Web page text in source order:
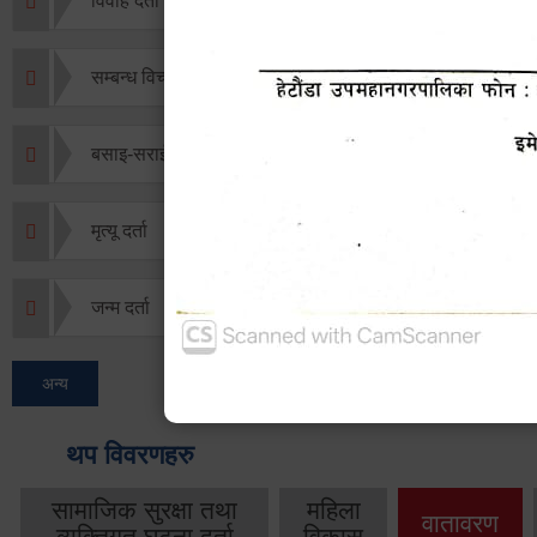
सम्बन्ध विच्छेद दर्ता
बसाइ-सराई जाने/आउने दर्ता
मृत्यू दर्ता
जन्म दर्ता
अन्य
थप विवरणहरु
सामाजिक सुरक्षा तथा
महिला
वातावरण